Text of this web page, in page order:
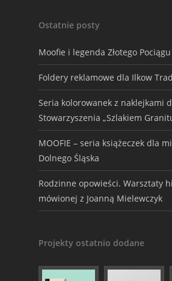
Ostatnie posty
Moofie i legenda Złotego Pociągu
Foldery reklamowe dla Ilkow
Seria kolorowanek z naklejkami
Stowarzyszenia „Szlakiem
MOOFIE – seria książeczek dla
Dolnego Śląska
Rodzinne opowieści. Warsztaty
mówionej z Joanną Mielewczyk
Projekty ostatnio dodane